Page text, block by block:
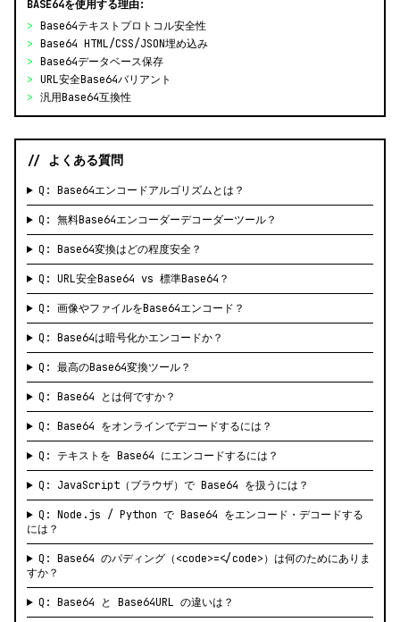
BASE64を使用する理由:
> Base64テキストプロトコル安全性
> Base64 HTML/CSS/JSON埋め込み
> Base64データベース保存
> URL安全Base64バリアント
> 汎用Base64互換性
// よくある質問
Q: Base64エンコードアルゴリズムとは？
Q: 無料Base64エンコーダーデコーダーツール？
Q: Base64変換はどの程度安全？
Q: URL安全Base64 vs 標準Base64？
Q: 画像やファイルをBase64エンコード？
Q: Base64は暗号化かエンコードか？
Q: 最高のBase64変換ツール？
Q: Base64 とは何ですか？
Q: Base64 をオンラインでデコードするには？
Q: テキストを Base64 にエンコードするには？
Q: JavaScript（ブラウザ）で Base64 を扱うには？
Q: Node.js / Python で Base64 をエンコード・デコードする
には？
Q: Base64 のパディング（<code>=</code>）は何のためにありま
すか？
Q: Base64 と Base64URL の違いは？